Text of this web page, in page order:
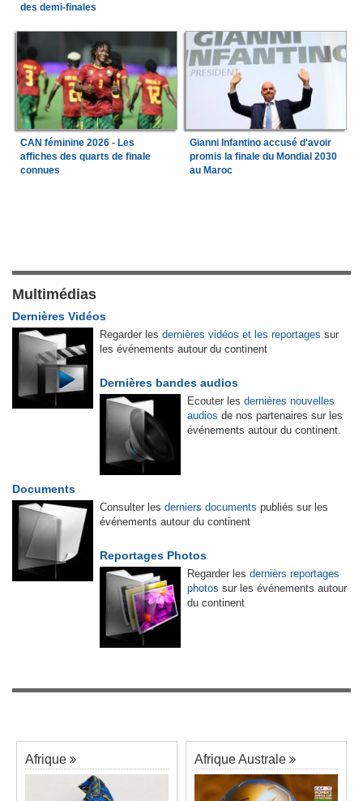
des demi-finales
CAN féminine 2026 - Les
affiches des quarts de finale
connues
Gianni Infantino accusé d'avoir
promis la finale du Mondial 2030
au Maroc
Multimédias
Dernières Vidéos
Regarder les dernières vidéos et les reportages sur
les événements autour du continent
Dernières bandes audios
Ecouter les dernières nouvelles
audios de nos partenaires sur les
événements autour du continent.
Documents
Consulter les derniers documents publiés sur les
événements autour du continent
Reportages Photos
Regarder les dernièrs reportages
photos sur les événements autour
du continent
Afrique Afrique Australe